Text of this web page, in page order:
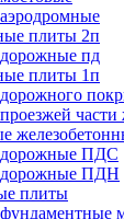
плиты 2п
пд
плиты 1п
части
ПДС
ПДН
плиты